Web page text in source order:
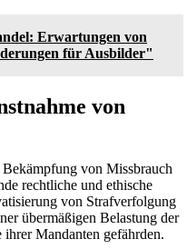
Erwartungen von
für Ausbilder"
von
von Missbrauch
rechtliche und ethische
von Strafverfolgung
übermäßigen Belastung der
Mandanten gefährden.